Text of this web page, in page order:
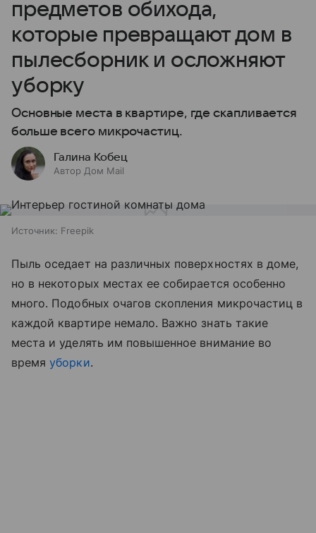
предметов обихода,
которые превращают дом в
пылесборник и осложняют
уборку
Основные места в квартире, где скапливается
больше всего микрочастиц.
Галина Кобец
Автор Дом Mail
Источник: Freepik
Пыль оседает на различных поверхностях в доме,
но в некоторых местах ее собирается особенно
много. Подобных очагов скопления микрочастиц в
каждой квартире немало. Важно знать такие
места и уделять им повышенное внимание во
времяуборки.